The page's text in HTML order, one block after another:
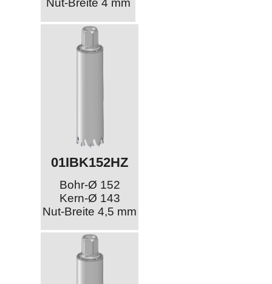
Nut-Breite 4 mm
01IBK152HZ
Bohr-Ø 152
Kern-Ø 143
Nut-Breite 4,5 mm